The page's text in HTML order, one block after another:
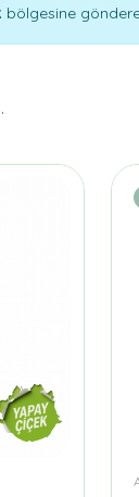
bölgesine